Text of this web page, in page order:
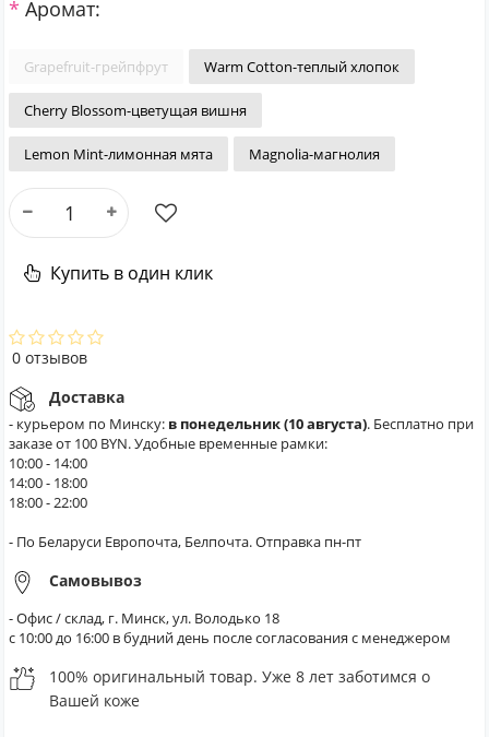
Аромат:
Grapefruit-грейпфрут Warm Cotton-теплый хлопок
Cherry Blossom-цветущая вишня
Lemon Mint-лимонная мята Magnolia-магнолия
Купить в один клик
0 отзывов
Доставка
- курьером по Минску: в понедельник (10 августа). Бесплатно при
заказе от 100 BYN. Удобные временные рамки:
10:00 - 14:00
14:00 - 18:00
18:00 - 22:00
- По Беларуси Европочта, Белпочта. Отправка пн-пт
Самовывоз
- Офис / склад, г. Минск, ул. Володько 18
с 10:00 до 16:00 в будний день после согласования с менеджером
100% оригинальный товар. Уже 8 лет заботимся о
Вашей коже